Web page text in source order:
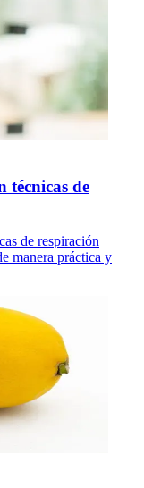
técnicas de
de respiración
manera práctica y